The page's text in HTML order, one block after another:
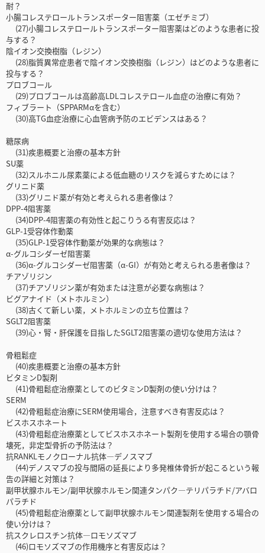
耐？
小腸コレステロールトランスポーター阻害薬（エゼチミブ）
(27)小腸コレステロールトランスポーター阻害薬はどのような患者に投
与する？
陰イオン交換樹脂（レジン）
(28)脂質異常症患者で陰イオン交換樹脂（レジン）はどのような患者に
投与する？
プロブコール
(29)プロブコールは高齢高LDLコレステロール血症の治療に有効？
フィブラート（SPPARMαを含む）
(30)高TG血症治療に心血管病予防のエビデンスはある？
糖尿病
(31)疾患概要と治療の基本方針
SU薬
(32)スルホニル尿素薬による低血糖のリスクを減らすためには？
グリニド薬
(33)グリニド薬が有効と考えられる患者像は？
DPP-4阻害薬
(34)DPP-4阻害薬の有効性と起こりうる有害反応は？
GLP-1受容体作動薬
(35)GLP-1受容体作動薬が効果的な病態は？
α-グルコシダーゼ阻害薬
(36)α-グルコシダーゼ阻害薬（α-GI）が有効と考えられる患者像は？
チアゾリジン
(37)チアゾリジン薬が有効または注意が必要な病態は？
ビグアナイド（メトホルミン）
(38)古くて新しい薬，メトホルミンの立ち位置は？
SGLT2阻害薬
(39)心・腎・肝保護を目指したSGLT2阻害薬の適切な使用方法は？
骨粗鬆症
(40)疾患概要と治療の基本方針
ビタミンD製剤
(41)骨粗鬆症治療薬としてのビタミンD製剤の使い分けは？
SERM
(42)骨粗鬆症治療にSERM使用場合，注意すべき有害反応は？
ビスホスホネート
(43)骨粗鬆症治療薬としてビスホスホネート製剤を使用する場合の顎骨
壊死，非定型骨折の予防法は？
抗RANKLモノクローナル抗体―デノスマブ
(44)デノスマブの投与間隔の延長により多発椎体骨折が起こるという報
告の詳細と対策は？
副甲状腺ホルモン/副甲状腺ホルモン関連タンパク―テリパラチド/アバロ
パラチド
(45)骨粗鬆症治療薬として副甲状腺ホルモン関連製剤を使用する場合の
使い分けは？
抗スクレロスチン抗体―ロモソズマブ
(46)ロモソズマブの作用機序と有害反応は？